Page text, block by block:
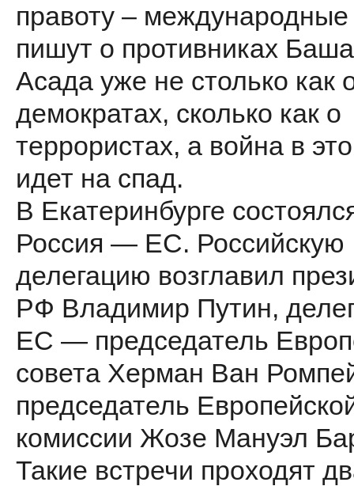
правоту –
пишут о противниках
Асада уже не столько как
демократах, сколько как о
террористах, а война в
идет на спад.
В Екатеринбурге
Россия — ЕС. Российскую
делегацию возглавил
РФ Владимир Путин,
ЕС — председатель
совета Херман Ван
председатель
комиссии Жозе Мануэл
Такие встречи проходят